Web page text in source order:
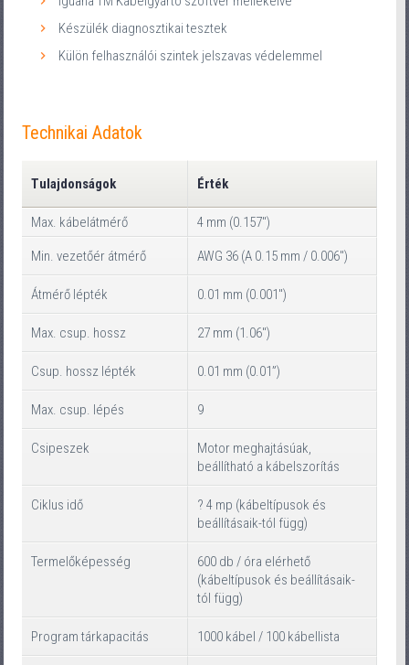
Készülék diagnosztikai tesztek
Külön felhasználói szintek jelszavas védelemmel
Technikai Adatok
Tulajdonságok Érték
Max. kábelátmérő 4 mm (0.157")
Min. vezetőér átmérő AWG 36 (A 0.15 mm / 0.006")
Átmérő lépték 0.01 mm (0.001")
Max. csup. hossz 27 mm (1.06")
Csup. hossz lépték 0.01 mm (0.01”)
Max. csup. lépés 9
Csipeszek
Motor meghajtásúak,
beállítható a kábelszorítás
Ciklus idő
? 4 mp (kábeltípusok és
beállításaik-tól függ)
Termelőképesség
600 db / óra elérhető
(kábeltípusok és beállításaik-
tól függ)
Program tárkapacitás 1000 kábel / 100 kábellista